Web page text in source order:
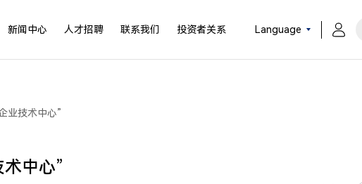
新闻中心 人才招聘 联系我们 投资者关系 Language
业技术中心”
中心”